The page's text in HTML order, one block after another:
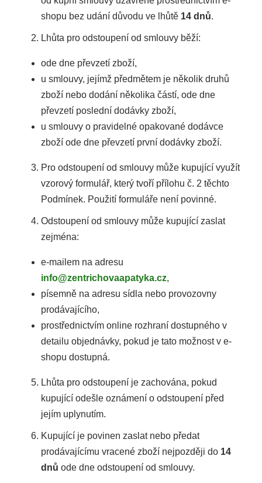
shopu bez udání důvodu ve lhůtě 14 dnů.
Lhůta pro odstoupení od smlouvy běží:
ode dne převzetí zboží,
u smlouvy, jejímž předmětem je několik druhů
zboží nebo dodání několika částí, ode dne
převzetí poslední dodávky zboží,
u smlouvy o pravidelné opakované dodávce
zboží ode dne převzetí první dodávky zboží.
Pro odstoupení od smlouvy může kupující využít
vzorový formulář, který tvoří přílohu č. 2 těchto
Podmínek. Použití formuláře není povinné.
Odstoupení od smlouvy může kupující zaslat
zejména:
e-mailem na adresu
info@zentrichovaapatyka.cz,
písemně na adresu sídla nebo provozovny
prodávajícího,
prostřednictvím online rozhraní dostupného v
detailu objednávky, pokud je tato možnost v e-
shopu dostupná.
Lhůta pro odstoupení je zachována, pokud
kupující odešle oznámení o odstoupení před
jejím uplynutím.
Kupující je povinen zaslat nebo předat
prodávajícímu vracené zboží nejpozději do 14
dnů ode dne odstoupení od smlouvy.